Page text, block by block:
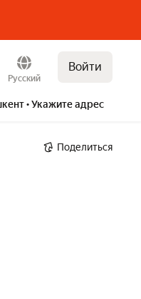
Русский
Войти
• Укажите адрес
Поделиться